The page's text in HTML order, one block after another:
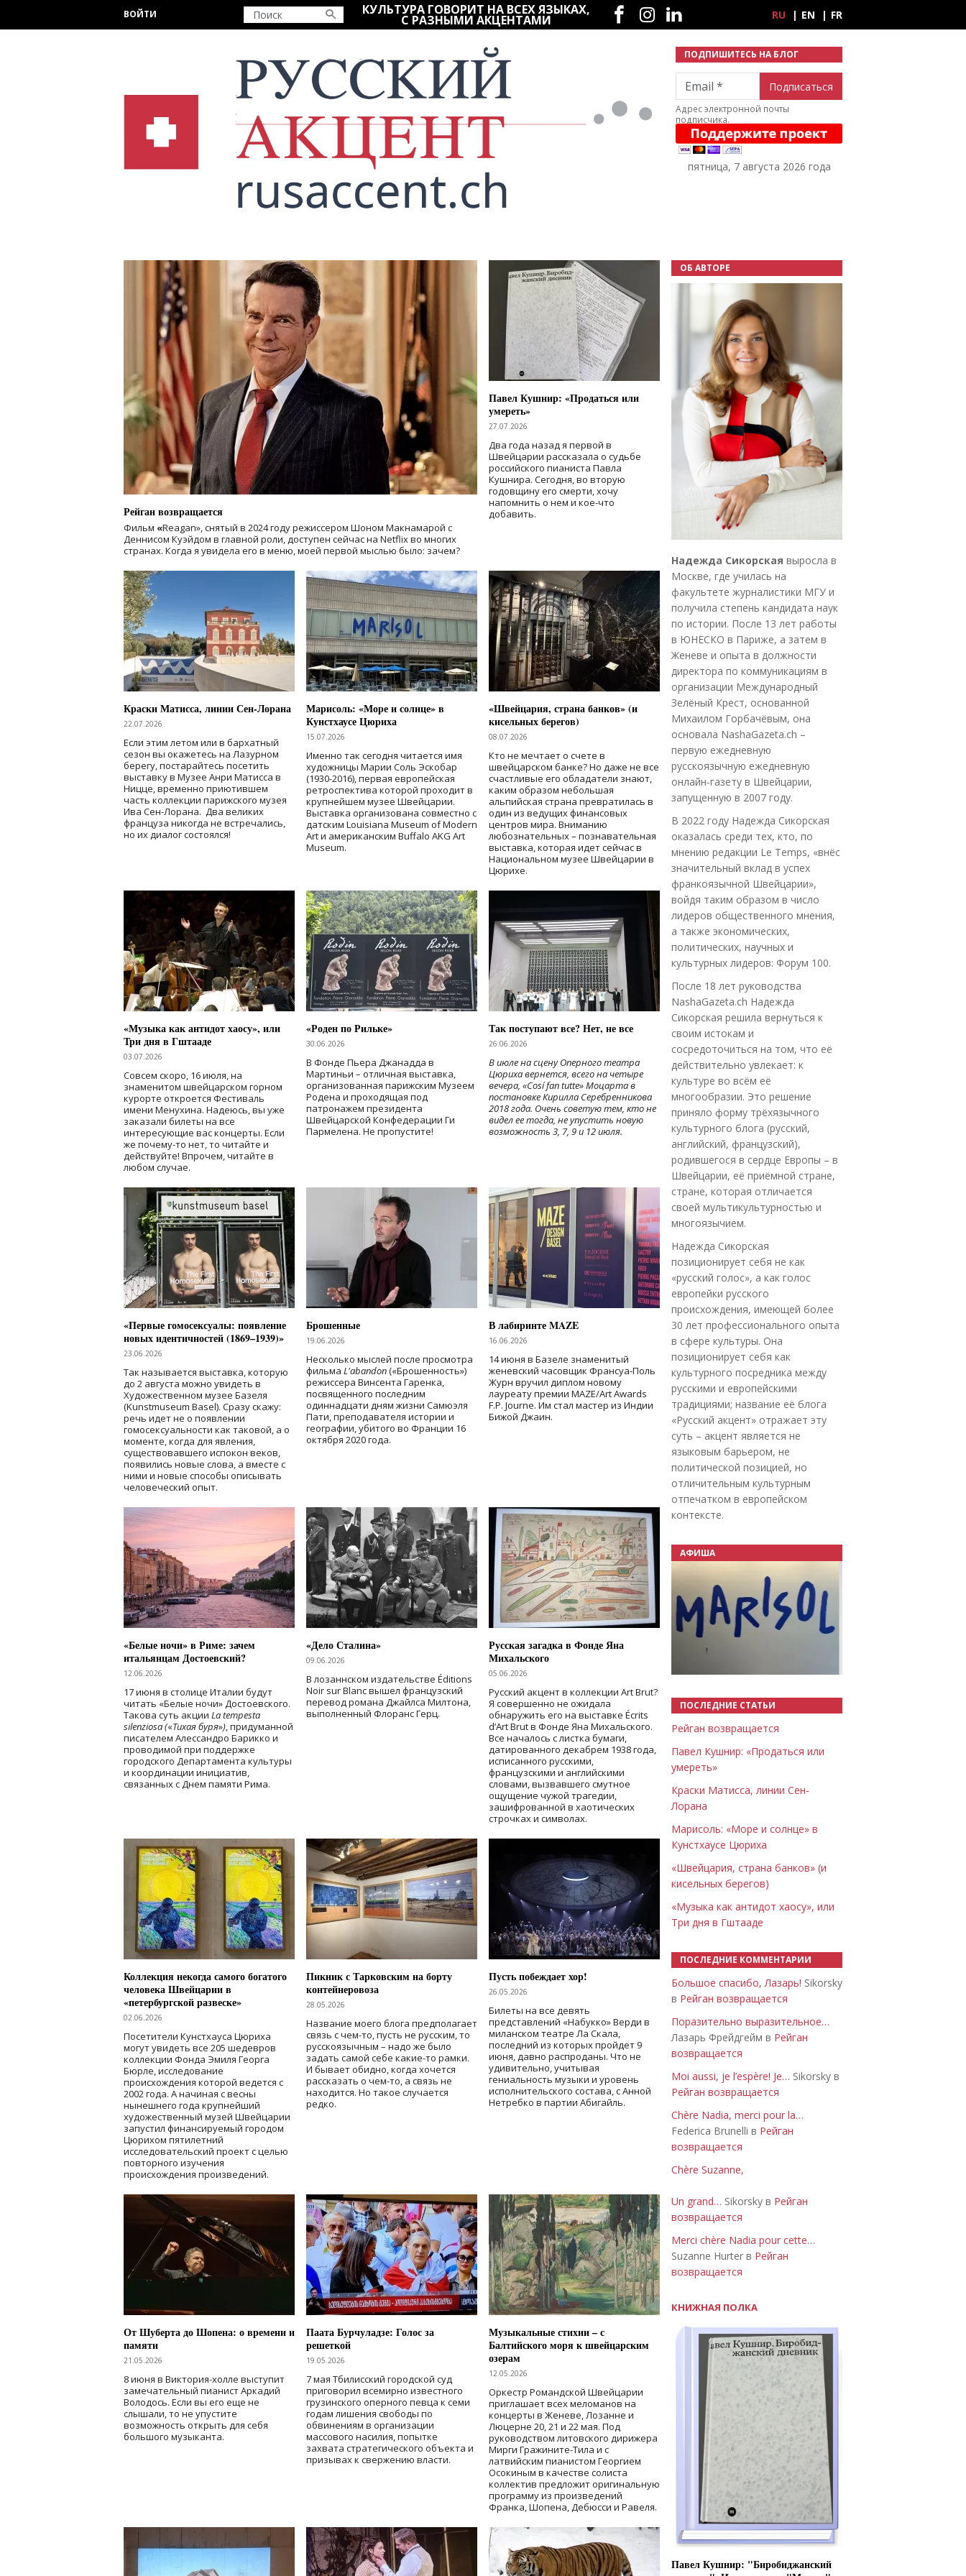
ВОЙТИ КУЛЬТУРА ГОВОРИТ НА ВСЕХ ЯЗЫКАХ,
С РАЗНЫМИ АКЦЕНТАМИ
Социальные сети
RU EN FR
ПОДПИШИТЕСЬ НА БЛОГ
Email
Адрес электронной почты
подписчика.
пятница, 7 августа 2026 года
Рейган возвращается
Фильм «Reagan», снятый в 2024 годурежиссером Шоном Макнамарой с
Деннисом Куэйдом в главной роли, доступен сейчас на Netflix во многих
странах. Когда я увидела его в меню, моей первой мыслью было: зачем?
Павел Кушнир: «Продаться или
умереть»
27.07.2026
Два года назад я первой в
Швейцарии рассказала о судьбе
российского пианиста Павла
Кушнира. Сегодня, во вторую
годовщину его смерти, хочу
напомнить о нем и кое-что
добавить.
Краски Матисса, линии Сен-Лорана
22.07.2026
Если этим летом или в бархатный
сезон вы окажетесь на Лазурном
берегу, постарайтесь посетить
выставку в Музее Анри Матисса в
Ницце, временно приютившем
часть коллекции парижского музея
Ива Сен-Лорана. Два великих
француза никогда не встречались,
но их диалог состоялся!
Марисоль: «Море и солнце» в
Кунстхаусе Цюриха
15.07.2026
Именно так сегодня читается имя
художницы Марии Соль Эскобар
(1930-2016), первая европейская
ретроспектива которой проходит в
крупнейшем музее Швейцарии.
Выставка организована совместно с
датским Louisiana Museum of Modern
Art и американским Buffalo AKG Art
Museum.
«Швейцария, страна банков» (и
кисельных берегов)
08.07.2026
Кто не мечтает о счете в
швейцарском банке? Но даже не все
счастливые его обладатели знают,
каким образом небольшая
альпийская страна превратилась в
один из ведущих финансовых
центров мира. Вниманию
любознательных – познавательная
выставка, которая идет сейчас в
Национальном музее Швейцарии в
Цюрихе.
«Музыка как антидот хаосу», или
Три дня в Гштааде
03.07.2026
Совсем скоро, 16 июля, на
знаменитом швейцарском горном
курорте откроется Фестиваль
имени Менухина. Надеюсь, вы уже
заказали билеты на все
интересующие вас концерты. Если
же почему-то нет, то читайте и
действуйте! Впрочем, читайте в
любом случае.
«Роден по Рильке»
30.06.2026
В Фонде Пьера Джанадда в
Мартиньи – отличная выставка,
организованная парижским Музеем
Родена и проходящая под
патронажем президента
Швейцарской Конфедерации Ги
Пармелена. Не пропустите!
Так поступают все? Нет, не все
26.06.2026
В июле на сцену Оперного театра
Цюриха вернется, всего на четыре
вечера, «Cosí fan tutte» Моцарта в
постановке Кирилла Серебренникова
2018 года. Очень советую тем, кто не
видел ее тогда, не упустить новую
возможность 3, 7, 9 и 12 июля.
«Первые гомосексуалы: появление
новых идентичностей (1869–1939)»
23.06.2026
Так называется выставка, которую
до 2 августа можно увидеть в
Художественном музее Базеля
(Kunstmuseum Basel). Сразу скажу:
речь идет не о появлении
гомосексуальности как таковой, а о
моменте, когда для явления,
существовавшего испокон веков,
появились новые слова, а вместе с
ними и новые способы описывать
человеческий опыт.
Брошенные
19.06.2026
Несколько мыслей после просмотра
фильма L'abandon(«Брошенность»)
режиссера Винсента Гаренка,
посвященного последним
одиннадцати дням жизни Самюэля
Пати, преподавателя истории и
географии, убитого во Франции 16
октября 2020 года.
В лабиринте MAZE
16.06.2026
14 июня в Базеле знаменитый
женевский часовщик Франсуа-Поль
Журн вручил диплом новому
лауреату премии MAZE/Art Awards
F.P. Journe. Им стал мастер из Индии
Бижой Джаин.
«Белые ночи» в Риме: зачем
итальянцам Достоевский?
12.06.2026
17 июня в столице Италии будут
читать «Белые ночи» Достоевского.
Такова суть акции La tempesta
silenziosa («Тихая буря»), придуманной
писателем Алессандро Барикко и
проводимой при поддержке
городского Департамента культуры
и координации инициатив,
связанных с Днем памяти Рима.
«Дело Сталина»
09.06.2026
В лозаннском издательстве Éditions
Noir sur Blanc вышел французский
перевод романа Джайлса Милтона,
выполненный Флоранс Герц.
Русская загадка в Фонде Яна
Михальского
05.06.2026
Русский акцент в коллекции Art Brut?
Я совершенно не ожидала
обнаружить его на выставке Écrits
d’Art Brut в Фонде Яна Михальского.
Все началось с листка бумаги,
датированного декабрем 1938 года,
исписанного русскими,
французскими и английскими
словами, вызвавшего смутное
ощущение чужой трагедии,
зашифрованной в хаотических
строчках и символах.
Коллекция некогда самого богатого
человека Швейцарии в
«петербургской развеске»
02.06.2026
Посетители Кунстхауса Цюриха
могут увидеть все 205 шедевров
коллекции Фонда Эмиля Георга
Бюрле, исследование
происхождения которой ведется с
2002 года. А начиная с весны
нынешнего года крупнейший
художественный музей Швейцарии
запустил финансируемый городом
Цюрихом пятилетний
исследовательский проект с целью
повторного изучения
происхождения произведений.
Пикник с Тарковским на борту
контейнеровоза
28.05.2026
Название моего блога предполагает
связь с чем-то, пусть не русским, то
русскоязычным – надо же было
задать самой себе какие-то рамки.
И бывает обидно, когда хочется
рассказать о чем-то, а связь не
находится. Но такое случается
редко.
Пусть побеждает хор!
26.05.2026
Билеты на все девять
представлений «Набукко» Верди в
миланском театре Ла Скала,
последний из которых пройдет 9
июня, давно распроданы. Что не
удивительно, учитывая
гениальность музыки и уровень
исполнительского состава, с Анной
Нетребко в партии Абигайль.
От Шуберта до Шопена: о времени и
памяти
21.05.2026
8 июня в Виктория-холле выступит
замечательный пианист Аркадий
Володось. Если вы его еще не
слышали, то не упустите
возможность открыть для себя
большого музыканта.
Паата Бурчуладзе: Голос за
решеткой
19.05.2026
7 мая Тбилисский городской суд
приговорил всемирно известного
грузинского оперного певца к семи
годам лишения свободы по
обвинениям в организации
массового насилия, попытке
захвата стратегического объекта и
призывах к свержению власти.
Музыкальные стихии – с
Балтийского моря к швейцарским
озерам
12.05.2026
Оркестр Романдской Швейцарии
приглашает всех меломанов на
концерты в Женеве, Лозанне и
Люцерне 20, 21 и 22 мая. Под
руководством литовского дирижера
Мирги Гражините-Тила и с
латвийским пианистом Георгием
Осокиным в качестве солиста
коллектив предложит оригинальную
программу из произведений
Франка, Шопена, Дебюсси и Равеля.
ОБ АВТОРЕ
Надежда Сикорская выросла в
Москве, где училась на
факультете журналистики МГУ и
получила степень кандидата наук
по истории. После 13 лет работы
в ЮНЕСКО в Париже, а затем в
Женеве и опыта в должности
директора по коммуникациям в
организации Международный
Зелёный Крест, основанной
Михаилом Горбачёвым, она
основала NashaGazeta.ch –
первую ежедневную
русскоязычную ежедневную
онлайн-газету в Швейцарии,
запущенную в 2007 году.
В 2022 году Надежда Сикорская
оказалась среди тех, кто, по
мнению редакции Le Temps, «внёс
значительный вклад в успех
франкоязычной Швейцарии»,
войдя таким образом в число
лидеров общественного мнения,
а также экономических,
политических, научных и
культурных лидеров: Форум 100.
После 18 лет руководства
NashaGazeta.ch Надежда
Сикорская решила вернуться к
своим истокам и
сосредоточиться на том, что её
действительно увлекает: к
культуре во всём её
многообразии. Это решение
приняло форму трёхязычного
культурного блога (русский,
английский, французский),
родившегося в сердце Европы – в
Швейцарии, её приёмной стране,
стране, которая отличается
своей мультикультурностью и
многоязычием.
Надежда Сикорская
позиционирует себя не как
«русский голос», а как голос
европейки русского
происхождения, имеющей более
30 лет профессионального опыта
в сфере культуры. Она
позиционирует себя как
культурного посредника между
русскими и европейскими
традициями; название её блога
«Русский акцент» отражает эту
суть – акцент является не
языковым барьером, не
политической позицией, но
отличительным культурным
отпечатком в европейском
контексте.
АФИША
ПОСЛЕДНИЕ СТАТЬИ
Рейган возвращается
Павел Кушнир: «Продаться или
умереть»
Краски Матисса, линии Сен-
Лорана
Марисоль: «Море и солнце» в
Кунстхаусе Цюриха
«Швейцария, страна банков» (и
кисельных берегов)
«Музыка как антидот хаосу», или
Три дня в Гштааде
ПОСЛЕДНИЕ КОММЕНТАРИИ
Большое спасибо, Лазарь! Sikorsky
в Рейган возвращается
Поразительно выразительное…
Лазарь Фрейдгейм в Рейган
возвращается
Moi aussi, je l’espère! Je… Sikorsky в
Рейган возвращается
Chère Nadia, merci pour la…
Federica Brunelli в Рейган
возвращается
Chère Suzanne,
Un grand… Sikorsky в Рейган
возвращается
Merci chère Nadia pour cette…
Suzanne Hurter в Рейган
возвращается
КНИЖНАЯ ПОЛКА
Павел Кушнир: "Биробиджанский